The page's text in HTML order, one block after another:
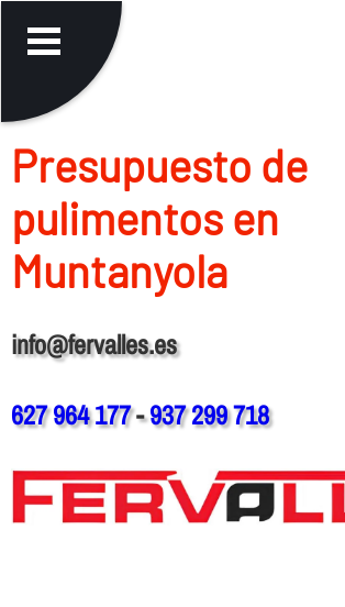
Presupuesto de
pulimentos en
Muntanyola
info@fervalles.es
627 964 177-937 299 718